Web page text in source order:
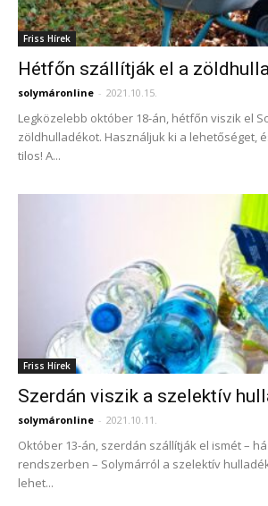
Friss Hírek
Hétfőn szállítják el a
solymáronline - 2021.10.15.
Legközelebb október 18-án, hétfőn viszik el
zöldhulladékot. Használjuk ki a lehetőséget,
tilos! A...
Friss Hírek
Szerdán viszik a szelektív
solymáronline - 2021.10.11.
Október 13-án, szerdán szállítják el ismét –
rendszerben – Solymárról a szelektív
lehet...